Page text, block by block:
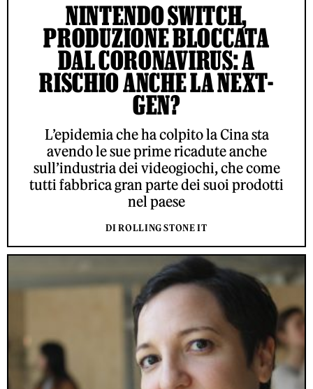
NINTENDO SWITCH,
PRODUZIONE BLOCCATA
DAL CORONAVIRUS: A
RISCHIO ANCHE LA NEXT-
GEN?
L’epidemia che ha colpito la Cina sta
avendo le sue prime ricadute anche
sull’industria dei videogiochi, che come
tutti fabbrica gran parte dei suoi prodotti
nel paese
DI ROLLING STONE IT